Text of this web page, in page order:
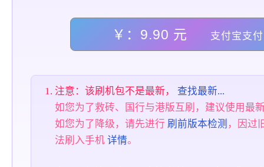
￥：9.90 元 支付宝支付
注意：该刷机包不是最新， 查找最新...
如您为了救砖、国行与港版互刷，建议使用最
如您为了降级，请先进行 刷前版本检测 ，因过
法刷入手机详情。